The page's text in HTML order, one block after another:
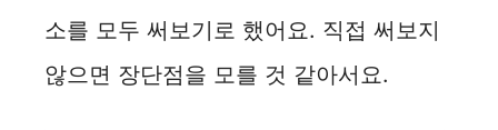
소를 모두 써보기로 했어요. 직접 써보지
않으면 장단점을 모를 것 같아서요.